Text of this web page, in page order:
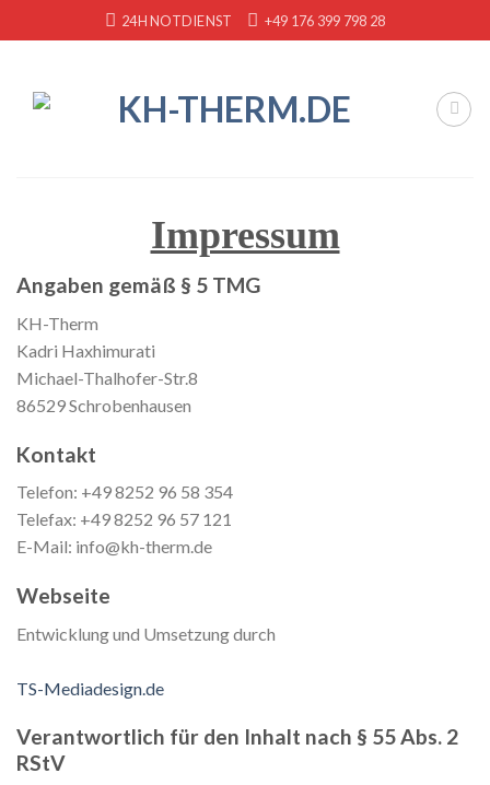
to
24H NOTDIENST +49 176 399 798 28
Impressum
Angaben gemäß § 5 TMG
KH-Therm
Kadri Haxhimurati
Michael-Thalhofer-Str.8
86529 Schrobenhausen
Kontakt
Telefon: +49 8252 96 58 354
Telefax: +49 8252 96 57 121
E-Mail: info@kh-therm.de
Webseite
Entwicklung und Umsetzung durch
TS-Mediadesign.de
Verantwortlich für den Inhalt nach § 55 Abs. 2
RStV